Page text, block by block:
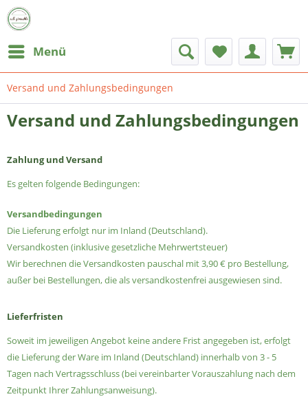
Menü
Versand und Zahlungsbedingungen
Versand und Zahlungsbedingungen
Zahlung und Versand
Es gelten folgende Bedingungen:
Versandbedingungen
Die Lieferung erfolgt nur im Inland (Deutschland).
Versandkosten (inklusive gesetzliche Mehrwertsteuer)
Wir berechnen die Versandkosten pauschal mit 3,90 € pro Bestellung,
außer bei Bestellungen, die als versandkostenfrei ausgewiesen sind.
Lieferfristen
Soweit im jeweiligen Angebot keine andere Frist angegeben ist, erfolgt
die Lieferung der Ware im Inland (Deutschland) innerhalb von 3 - 5
Tagen nach Vertragsschluss (bei vereinbarter Vorauszahlung nach dem
Zeitpunkt Ihrer Zahlungsanweisung).